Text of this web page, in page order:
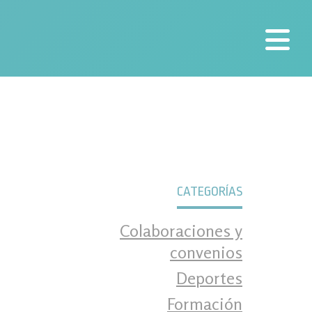
CATEGORÍAS
Colaboraciones y
convenios
Deportes
Formación